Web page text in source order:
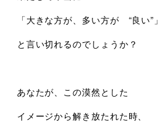
「大きな方が、多い方が “良い”」
と言い切れるのでしょうか？
あなたが、この漠然とした
イメージから解き放たれた時、